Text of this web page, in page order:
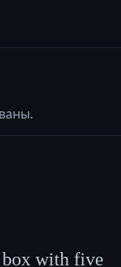
with five